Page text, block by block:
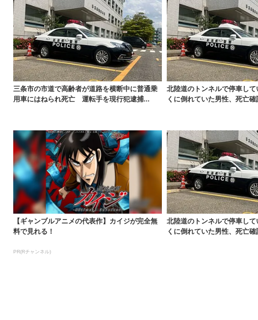
三条市の市道で高齢者が道路を横断中に普通乗
用車にはねられ死亡 運転手を現行犯逮捕...
北陸道のトンネルで停車し
くに倒れていた男性、死亡
【ギャンブルアニメの代表作】カイジが完全無
料で見れる！
PR(Rチャンネル)
北陸道のトンネルで停車し
くに倒れていた男性、死亡